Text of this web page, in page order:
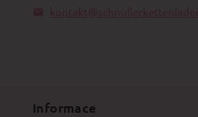
Informace